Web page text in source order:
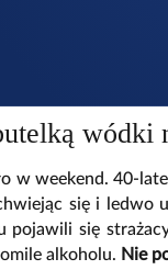
wódki
w weekend. 40-
się i ledwo
pojawili się
alkoholu. Nie